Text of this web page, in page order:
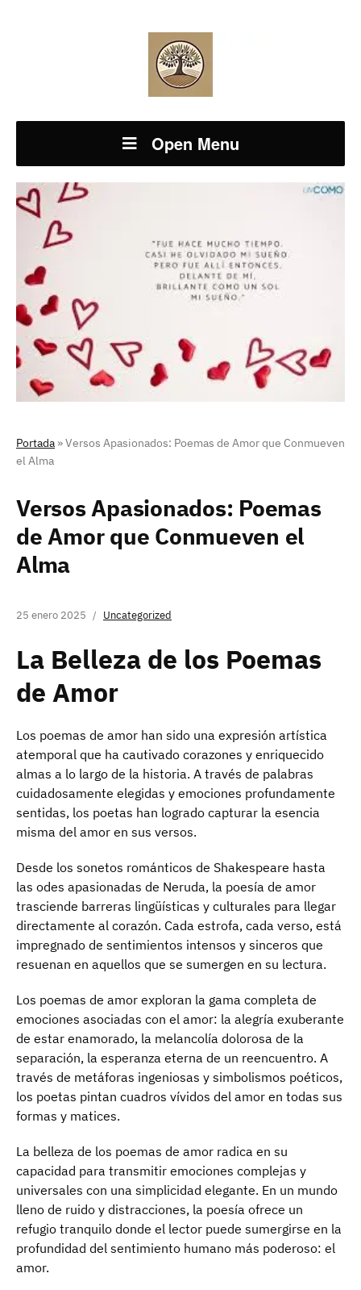
Open Menu
Portada »Versos Apasionados: Poemas de Amor que Conmueven
el Alma
Versos Apasionados: Poemas
de Amor que Conmueven el
Alma
25 enero 2025 Uncategorized
La Belleza de los Poemas
de Amor
Los poemas de amor han sido una expresión artística
atemporal que ha cautivado corazones y enriquecido
almas a lo largo de la historia. A través de palabras
cuidadosamente elegidas y emociones profundamente
sentidas, los poetas han logrado capturar la esencia
misma del amor en sus versos.
Desde los sonetos románticos de Shakespeare hasta
las odes apasionadas de Neruda, la poesía de amor
trasciende barreras lingüísticas y culturales para llegar
directamente al corazón. Cada estrofa, cada verso, está
impregnado de sentimientos intensos y sinceros que
resuenan en aquellos que se sumergen en su lectura.
Los poemas de amor exploran la gama completa de
emociones asociadas con el amor: la alegría exuberante
de estar enamorado, la melancolía dolorosa de la
separación, la esperanza eterna de un reencuentro. A
través de metáforas ingeniosas y simbolismos poéticos,
los poetas pintan cuadros vívidos del amor en todas sus
formas y matices.
La belleza de los poemas de amor radica en su
capacidad para transmitir emociones complejas y
universales con una simplicidad elegante. En un mundo
lleno de ruido y distracciones, la poesía ofrece un
refugio tranquilo donde el lector puede sumergirse en la
profundidad del sentimiento humano más poderoso: el
amor.